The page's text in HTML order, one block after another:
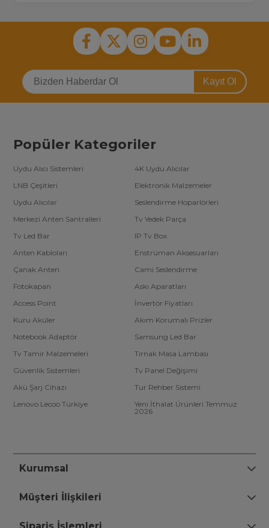
Kayıt Ol
Popüler Kategoriler
Uydu Alıcı Sistemleri
4K Uydu Alıcılar
LNB Çeşitleri
Elektronik Malzemeler
Uydu Alıcılar
Seslendirme Hoparlörleri
Merkezi Anten Santralleri
Tv Yedek Parça
Tv Led Bar
IP Tv Box
Anten Kabloları
Enstrüman Aksesuarları
Çanak Anten
Cami Seslendirme
Fotokapan
Askı Aparatları
Access Point
İnvertör Fiyatları
Kuru Aküler
Akım Korumalı Prizler
Notebook Adaptör
Samsung Led Bar
Tv Tamir Malzemeleri
Tırnak Masa Lambası
Güvenlik Sistemleri
Tv Panel Değişimi
Akü Şarj Cihazı
Tur Rehber Sistemi
Lenovo Lecoo Türkiye
Yeni İthalat Ürünleri Temmuz
2026
Kurumsal
Müşteri İlişkileri
Sipariş İşlemleri